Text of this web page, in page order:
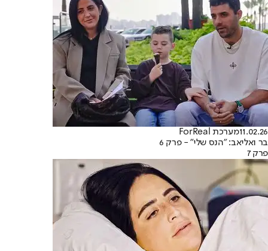
11.02.26מערכת ForReal
בר ואליאב: "הנס שלי" - פרק 6
פרק 7